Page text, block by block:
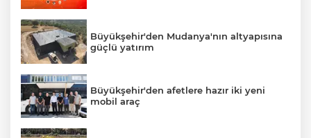
Büyükşehir'den Mudanya'nın altyapısına
güçlü yatırım
Büyükşehir'den afetlere hazır iki yeni
mobil araç